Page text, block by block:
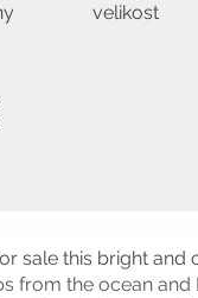
velikost
sale this bright
from the ocean and